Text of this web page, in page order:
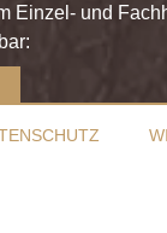
Einzel- und